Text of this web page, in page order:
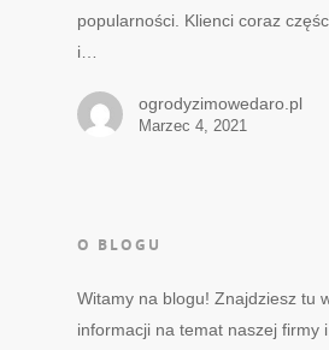
popularności. Klienci coraz
i…
ogrodyzimowedaro.pl
Marzec 4, 2021
O BLOGU
Witamy na blogu! Znajdziesz tu
informacji na temat naszej firmy